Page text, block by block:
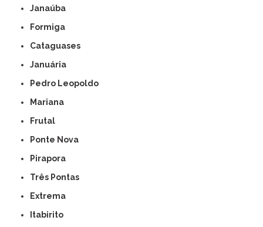
Janaúba
Formiga
Cataguases
Januária
Pedro Leopoldo
Mariana
Frutal
Ponte Nova
Pirapora
Três Pontas
Extrema
Itabirito